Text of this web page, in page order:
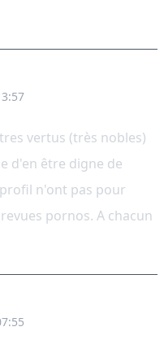
vertus (très nobles)
d'en être digne de
n'ont pas pour
pornos. A chacun